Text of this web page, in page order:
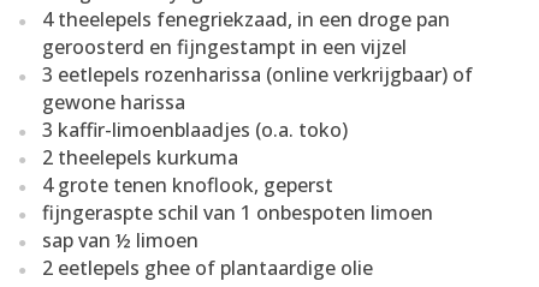
4 theelepels fenegriekzaad, in een droge pan
geroosterd en fijngestampt in een vijzel
3 eetlepels rozenharissa (online verkrijgbaar) of
gewone harissa
3 kaffir-limoenblaadjes (o.a. toko)
2 theelepels kurkuma
4 grote tenen knoflook, geperst
fijngeraspte schil van 1 onbespoten limoen
sap van ½ limoen
2 eetlepels ghee of plantaardige olie